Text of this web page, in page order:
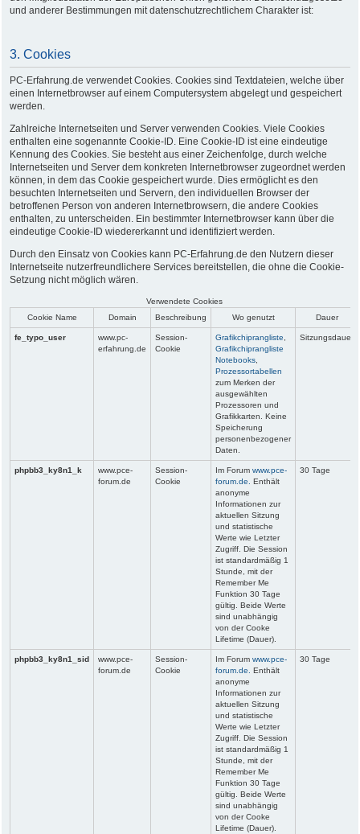
und anderer Bestimmungen mit datenschutzrechtlichem Charakter ist:
3. Cookies
PC-Erfahrung.de verwendet Cookies. Cookies sind Textdateien, welche über
einen Internetbrowser auf einem Computersystem abgelegt und gespeichert
werden.
Zahlreiche Internetseiten und Server verwenden Cookies. Viele Cookies
enthalten eine sogenannte Cookie-ID. Eine Cookie-ID ist eine eindeutige
Kennung des Cookies. Sie besteht aus einer Zeichenfolge, durch welche
Internetseiten und Server dem konkreten Internetbrowser zugeordnet werden
können, in dem das Cookie gespeichert wurde. Dies ermöglicht es den
besuchten Internetseiten und Servern, den individuellen Browser der
betroffenen Person von anderen Internetbrowsern, die andere Cookies
enthalten, zu unterscheiden. Ein bestimmter Internetbrowser kann über die
eindeutige Cookie-ID wiedererkannt und identifiziert werden.
Durch den Einsatz von Cookies kann PC-Erfahrung.de den Nutzern dieser
Internetseite nutzerfreundlichere Services bereitstellen, die ohne die Cookie-
Setzung nicht möglich wären.
Verwendete Cookies
Cookie Name
Domain Beschreibung Wo genutzt Dauer
fe_typo_user
www.pc-
erfahrung.de
Session-
Cookie
Grafikchiprangliste
Grafikchiprangliste
Notebooks
Prozessortabellen
zum Merken der
ausgewählten
Prozessoren und
Grafikkarten. Keine
Speicherung
personenbezogener
Daten.
Sitzungsdauer
phpbb3_ky8n1_k
www.pce-
forum.de
Session-
Cookie
Im Forum www.pce-
forum.de.
Enthält
anonyme
Informationen zur
aktuellen Sitzung
und statistische
Werte wie Letzter
Zugriff. Die Session
ist standardmäßig 1
Stunde, mit der
Remember Me
Funktion 30 Tage
gültig. Beide Werte
sind unabhängig
von der Cooke
Lifetime (Dauer).
30 Tage
phpbb3_ky8n1_sid
www.pce-
forum.de
Session-
Cookie
Im Forum www.pce-
forum.de.
Enthält
anonyme
Informationen zur
aktuellen Sitzung
und statistische
Werte wie Letzter
Zugriff. Die Session
ist standardmäßig 1
Stunde, mit der
Remember Me
Funktion 30 Tage
gültig. Beide Werte
sind unabhängig
von der Cooke
Lifetime (Dauer).
30 Tage